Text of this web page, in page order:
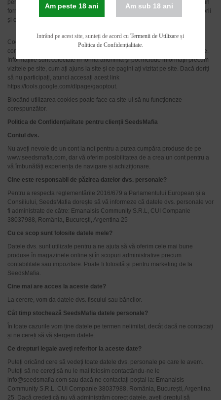
pentru a ne ajuta să ne îmbunătățim site-ul. Cookies colectează informații în
forma anonimă, inclusiv numărul de vizitatori la pagini, de unde vin vizitatorii
și ce pagini au vizitat.
Cookies folosite de către Google Analytics pentru a putea înțelege ce
conținut găsesc vizitatorii util și pentru noi oferă un conținut mai bun pe site.
Informațiile sunt colectate în formă anonimă și pot include informații precum
vizitele pe site, cum ați ajuns la site și ce pagini ați vizitat pe site. Dacă doriți
să nu participați, atunci accesați acest link
https://tools.google.com/dlpage/gaoptout.
Blocând utilizarea cookies poate face ca site-ul să nu funcționeze
corespunzător.
Politica de Confidențialitate pentru clienții SeedsMafia
Contul dvs.
Nu aveți nevoie de un cont la noi pentru a putea cumpăra produse de pe
www.seedsmafia.com, dar vă oferim posibilitatea de a crea un cont pentru a
vă îmbunătăți experiența de navigare și achiziționare.
Cine este responsabil de păzirea datelor dvs. personale?
Pentru a respecta reglementările 2016/679 a Parlamentului European și a
Consiliului, SeedsMafia dorește să vă informeze că datele dvs. personale vor
fi administrate de către: Emanaisis Community S.R.L, CUI Companie
38037988, România, București, Argentina 25
Cu ce scop sunt folosite datele mele?
Datele dvs. sunt utilizate pentru a ne ajuta să vă oferim cele mai bune
produse în magazinele online și în scopuri administrative precum
contabilitate sau impozitare. Poate fi folosită și pentru marketing de la
SeedsMafia.
Cine mai are acces la aceste date?
La cerere, vom da datele dvs. fiscului sau băncilor.
Cât timp stochează SeedsMafia datele personale?
În toate cazurile vom ține datele pe termen nelimitat, decât dacă ne contactați
și ne cereți să vă ștergem datele.
Ce drepturi legale aveți referitor la aceste date?
Puteți oricând cere să vedeți toate datele dvs. personale pe care le avem.
Puteți să ne cereți să nu le mai folosim contactându-ne le
info@seedsmafia.com sau dacă ne contactați poștal la: Emanaisis
Community S.R.L, CUI Companie 38037988, România, București, Argentina
25. Dacă credeți că nu vă administrăm corect datele, aveți dreptul să
Am peste 18 ani Am sub 18 ani
Intrând pe acest site, sunteți de acord cuTermenii de Utilizare și
Politica de Confidențialitate.